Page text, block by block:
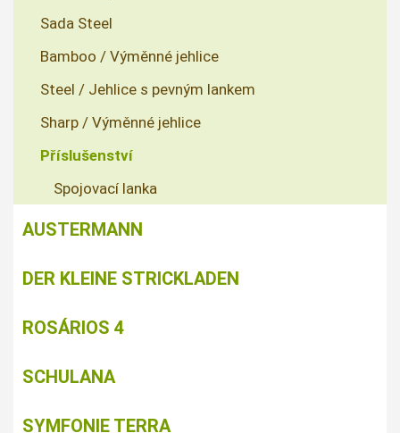
Sada Steel
Bamboo / Výměnné jehlice
Steel / Jehlice s pevným lankem
Sharp / Výměnné jehlice
Příslušenství
Spojovací lanka
AUSTERMANN
DER KLEINE STRICKLADEN
ROSÁRIOS 4
SCHULANA
SYMFONIE TERRA